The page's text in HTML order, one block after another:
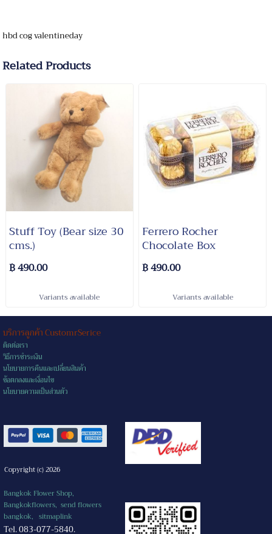
hbd cogvalentineday
Related Products
Stuff Toy (Bear size 30
cms.)
฿ 490.00
Variants available
Ferrero Rocher
Chocolate Box
฿ 490.00
Variants available
บริการลูกค้า CustomrSerice
ติดต่อเรา
วิธีการชำระเงิน
นโยบายการคืนและเปลี่ยนสินค้า
ข้อตกลงและเงื่อนไข
นโยบายความเป็นส่วนตัว
Copyright (c) 2026
Bangkok Flower Shop,
Bangkokflowers, send flowers
bangkok, sitmaplink
Tel. 083-077-5840.